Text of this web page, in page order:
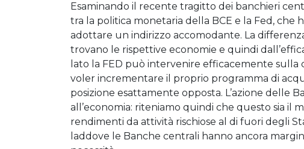
Esaminando il recente tragitto dei banchieri
tra la politica monetaria della BCE e la Fed,
adottare un indirizzo accomodante. La
trovano le rispettive economie e quindi
lato la FED può intervenire efficacemente
voler incrementare il proprio programma di
posizione esattamente opposta. L’azione delle
all’economia: riteniamo quindi che questo sia
rendimenti da attività rischiose al di fuori degli
laddove le Banche centrali hanno ancora